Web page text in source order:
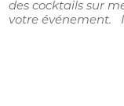
des cocktails sur
votre événement.